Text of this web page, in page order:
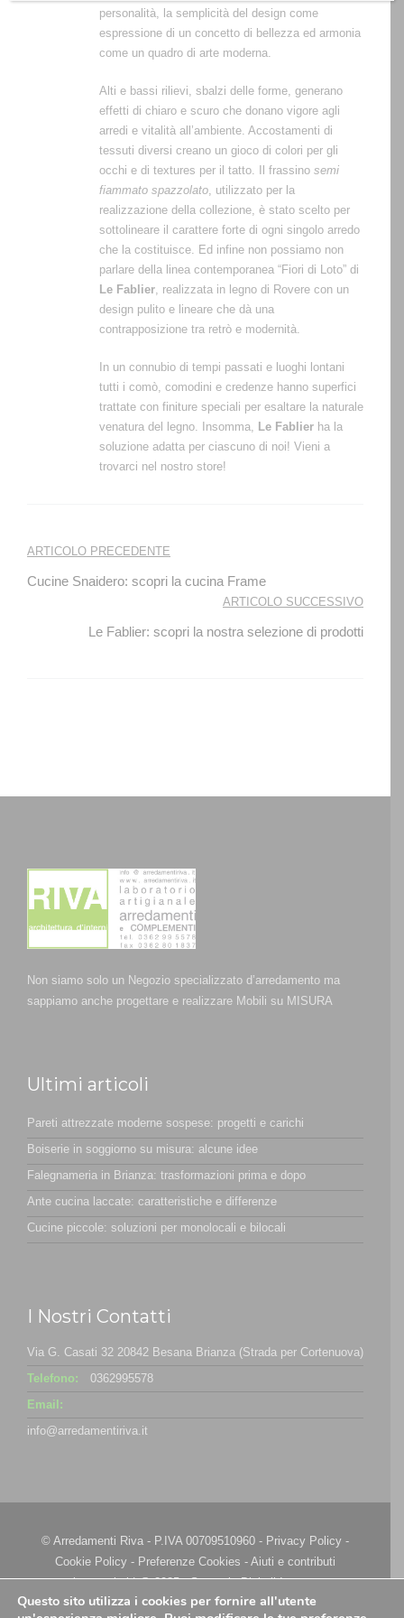
personalità, la semplicità del design come
espressione di un concetto di bellezza ed armonia
come un quadro di arte moderna.
Alti e bassi rilievi, sbalzi delle forme, generano
effetti di chiaro e scuro che donano vigore agli
arredi e vitalità all’ambiente. Accostamenti di
tessuti diversi creano un gioco di colori per gli
occhi e di textures per il tatto. Il frassino semi
fiammato spazzolato, utilizzato per la
realizzazione della collezione, è stato scelto per
sottolineare il carattere forte di ogni singolo arredo
che la costituisce. Ed infine non possiamo non
parlare della linea contemporanea “Fiori di Loto” di
Le Fablier, realizzata in legno di Rovere con un
design pulito e lineare che dà una
contrapposizione tra retrò e modernità.
In un connubio di tempi passati e luoghi lontani
tutti i comò, comodini e credenze hanno superfici
trattate con finiture speciali per esaltare la naturale
venatura del legno. Insomma, Le Fablier ha la
soluzione adatta per ciascuno di noi! Vieni a
trovarci nel nostro store!
Navigazione
articoli
ARTICOLO PRECEDENTE
Cucine Snaidero: scopri la cucina Frame
ARTICOLO SUCCESSIVO
Le Fablier: scopri la nostra selezione di prodotti
Non siamo solo un Negozio specializzato d’arredamento ma
sappiamo anche progettare e realizzare Mobili su MISURA
Ultimi articoli
Pareti attrezzate moderne sospese: progetti e carichi
Boiserie in soggiorno su misura: alcune idee
Falegnameria in Brianza: trasformazioni prima e dopo
Ante cucina laccate: caratteristiche e differenze
Cucine piccole: soluzioni per monolocali e bilocali
I Nostri Contatti
Via G. Casati 32 20842 Besana Brianza (Strada per Cortenuova)
Telefono:
0362995578
Email:
info@arredamentiriva.it
© Arredamenti Riva - P.IVA 00709510960 - Privacy Policy -
Cookie Policy - Preferenze Cookies - Aiuti e contributi
riconosciuti| @ 2025 - Strategie Digitali Innovea
Questo sito utilizza i cookies per fornire all'utente